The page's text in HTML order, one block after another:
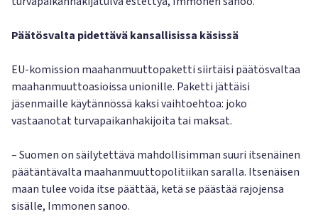
Päätösvalta pidettävä kansallisissa käsissä
EU-komission maahanmuuttopaketti siirtäisi päätösvaltaa
maahanmuuttoasioissa unionille. Paketti jättäisi
jäsenmaille käytännössä kaksi vaihtoehtoa: joko
vastaanotat turvapaikanhakijoita tai maksat.
– Suomen on säilytettävä mahdollisimman suuri itsenäinen
päätäntävalta maahanmuuttopolitiikan saralla. Itsenäisen
maan tulee voida itse päättää, ketä se päästää rajojensa
sisälle, Immonen sanoo.